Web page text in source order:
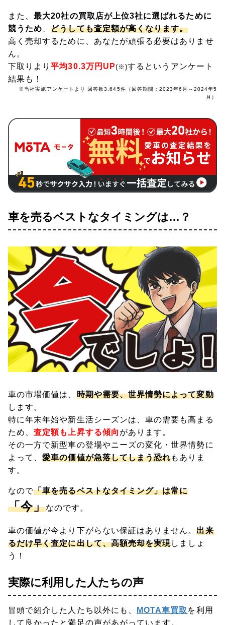
また、最大20社の買取店が上位3社に選ばれるために
競うため 、どうしても査定額が高くなります。
高く売却するために、あなたが頑張る必要はありませ
ん。
下取りより平均30.3万円UP(※)するというアンケート
結果も！
※当社実施アンケートより 回答数3,645件（回答期間：2023年6月～2024年5
月）
車を売るベストなタイミングは…？
車の市場価値は、 時期や需要、世界情勢によって変動
します。
特に年末年始や新生活シーズンは、車の需要も高まる
ため、査定額も上昇する傾向 があります。
その一方で新型車の登場やニーズの変化・世界情勢に
よって、愛車の価値が急落してしまう恐れもありま
す。
なので「車を売るベストなタイミング」は常に
「今」なのです。
車の価値が今より下がらない保証はありません。出来
るだけ早く査定に出して、高額売却を実現しましょ
う！
実際に利用した人たちの声
冒頭で紹介した人たち以外にも、 MOTA車買取 を利用
して良かったと満足の声があがっています。